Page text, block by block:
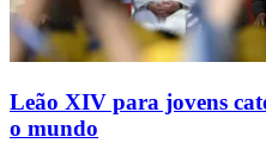
Leão XIV para jovens
o mundo